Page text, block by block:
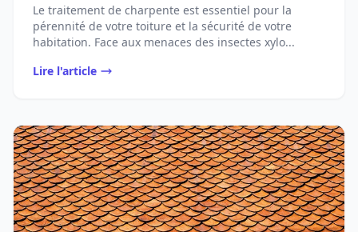
Le traitement de charpente est essentiel pour la
pérennité de votre toiture et la sécurité de votre
habitation. Face aux menaces des insectes xylo...
Lire l'article